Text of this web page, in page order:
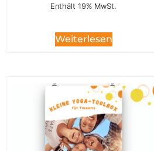
Enthält 19% MwSt.
Weiterlesen